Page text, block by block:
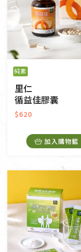
純素
里仁
循益佳膠囊
$620
加入購物籃